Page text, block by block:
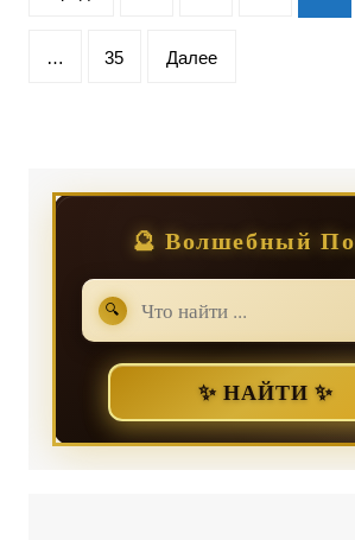
… 35 Далее
🔮 Волшебный
🔍
✨ НАЙТИ ✨